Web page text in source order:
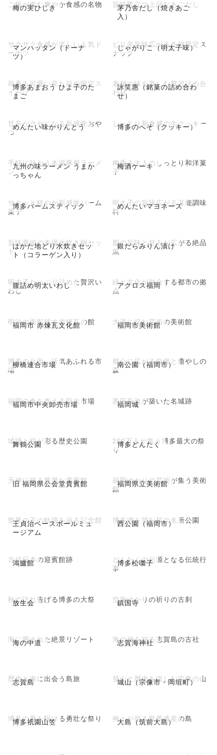
梅の実ひじき
ご飯が進む爽やか食感の名物
茅乃舎だし（焼きあご
入）
旨味際立つ上品なあごだし
マンハッタン（ドーナ
ツ）
サクサク食感が楽しい人気ド
ーナツ
じゃがりこ（明太子味）
ピリ辛旨味広がる九州限定ス
ナック
博多あまおう ひよ子のた
まご
苺香る可愛い見た目の限定ス
イーツ
詠笑惠（銘菓の詰め合わ
せ）
老舗の味を楽しむ贅沢詰め合
わせ
めんたい味かりんとう
甘辛がクセになる新感覚おや
つ
博多のへそ（クッキー）
しっとり新食感の生クッキー
九州の味ラーメン うまか
っちゃん
手軽に味わう本場豚骨ラーメ
ン
梅酒ケーキ
梅香る大人のしっとり和洋菓
子
博多バームスティック
サクッと軽やか新感覚バーム
菓子
めんたいマヨネーズ
明太子の旨味広がる万能調味
料
はかた地どり水炊きセッ
ト（コラーゲン入り）
旨味凝縮の本場水炊き鍋セッ
ト
銀だらみりん漬け
脂の旨味と甘みが広がる絶品
魚
腹詰め明太いわし
明太子たっぷり詰めた贅沢い
わし
アクロス福岡
緑と文化が融合する都市の拠
点
福岡市 赤煉瓦文化館
明治の面影残す赤煉瓦の館 福岡市美術館
大濠に佇む芸術の美術館
柳橋連合市場
博多の台所、活気あふれる市
場
南公園（福岡市）
都心に広がる自然と癒やしの
森
福岡市中央卸売市場
福岡の食を支える巨大市場 福岡城
黒田長政が築いた名城跡
舞鶴公園
城跡と桜が彩る歴史公園 博多どんたく
200万人が集う博多最大の祭
り
旧 福岡県公会堂貴賓館
天神に残る華麗な貴賓館 福岡県立美術館
福岡ゆかりの芸術が集う美術
館
王貞治ベースボールミュ
ージアム
世界の王の軌跡を辿る記念館 西公園（福岡市）
博多湾を望む桜の名所公園
鴻臚館
古代日本の迎賓館跡 博多松囃子
どんたくの起源となる伝統行
事
放生会
秋の訪れ告げる博多の大祭 鎮国寺
空海ゆかりの祈りの古刹
海の中道
海に囲まれた絶景リゾート 志賀海神社
海の神を祀る志賀島の古社
志賀島
歴史と海に出会う島旅 城山（宗像市・岡垣町）
登山と歴史を楽しむ宗像の山
博多祇園山笠
博多の夏を駆ける勇壮な祭り 大島（筑前大島）
神々が宿る世界遺産の島